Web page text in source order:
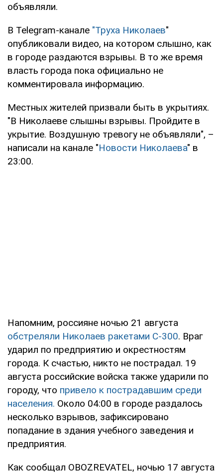
объявляли.
В Telegram-канале "Труха Николаев"
опубликовали видео, на котором слышно, как
в городе раздаются взрывы. В то же время
власть города пока официально не
комментировала информацию.
Местных жителей призвали быть в укрытиях.
"В Николаеве слышны взрывы. Пройдите в
укрытие. Воздушную тревогу не объявляли", –
написали на канале "Новости Николаева" в
23:00.
Напомним, россияне ночью 21 августа
обстреляли Николаев ракетами С-300. Враг
ударил по предприятию и окрестностям
города. К счастью, никто не пострадал. 19
августа российские войска также ударили по
городу, что привело к пострадавшим среди
населения. Около 04:00 в городе раздалось
несколько взрывов, зафиксировано
попадание в здания учебного заведения и
предприятия.
Как сообщал OBOZREVATEL, ночью 17 августа